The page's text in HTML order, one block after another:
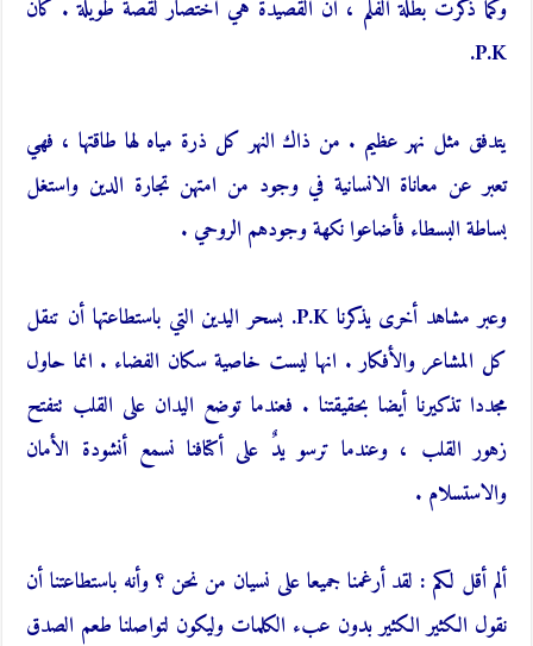
وكما ذكرت بطلة الفلم ، ان القصيدة هي اختصار لقصة طويلة . كان
P.K.
يتدفق مثل نهر عظيم . من ذاك النهر كل ذرة مياه لها طاقتها ، فهي
تعبر عن معاناة الانسانية في وجود من امتهن تجارة الدين واستغل
بساطة البسطاء فأضاعوا نكهة وجودهم الروحي .
وعبر مشاهد أخرى يذكرنا P.K. بسحر اليدين التي باستطاعتها أن تنقل
كل المشاعر والأفكار . انها ليست خاصية سكان الفضاء . انما حاول
مجددا تذكيرنا أيضا بحقيقتنا . فعندما توضع اليدان على القلب تتفتح
زهور القلب ، وعندما ترسو يدٌ على أكتافنا نسمع أنشودة الأمان
والاستسلام .
ألم أقل لكم : لقد أرغمنا جميعا على نسيان من نحن ؟ وأنه باستطاعتنا أن
نقول الكثير الكثير بدون عبء الكلمات وليكون لتواصلنا طعم الصدق